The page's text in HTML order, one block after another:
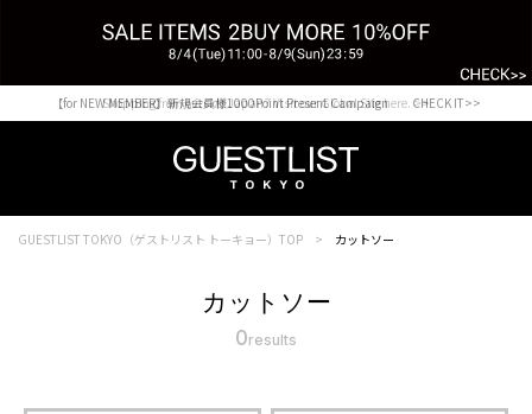
Shopping from outside Japan? Visit our Global Site here. >>
【for NEW MEMBER】新規会員様1000Point Present Campaign CHECK IT>>
GUESTLIST TOKYO（ゲストリスト トーキョー）TOP カットソー
カットソー
0results